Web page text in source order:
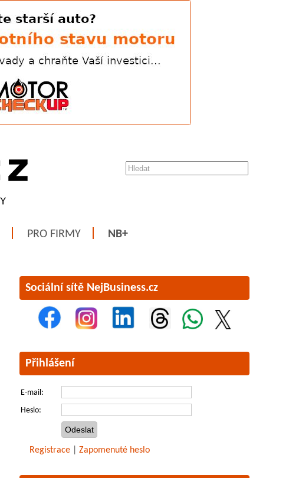
PRO FIRMY NB+
Sociální sítě NejBusiness.cz
Přihlášení
E-mail:
Heslo:
Registrace Zapomenuté heslo